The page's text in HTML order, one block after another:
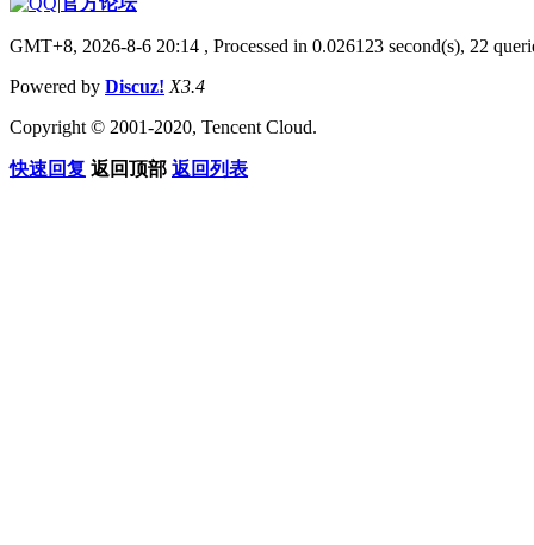
GMT+8, 2026-8-6 20:14 , Processed in 0.026123 second(s), 22
Powered by Discuz! X3.4
Copyright © 2001-2020, Tencent Cloud.
快速回复 返回顶部 返回列表